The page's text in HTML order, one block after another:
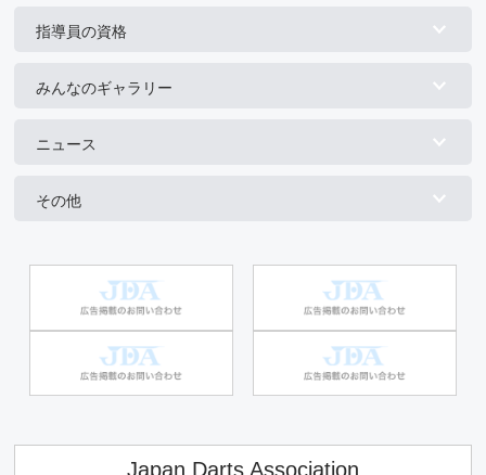
指導員の資格
みんなのギャラリー
ニュース
その他
Japan Darts Association